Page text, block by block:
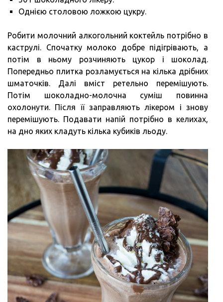
Однією столовою ложкою цукру.
Робити молочний алкогольний коктейль потрібно в
каструлі. Спочатку молоко добре підігрівають, а
потім в ньому розчиняють цукор і шоколад.
Попередньо плитка розламується на кілька дрібних
шматочків. Далі вміст ретельно перемішують.
Потім шоколадно-молочна суміш повинна
охолонути. Після її заправляють лікером і знову
перемішують. Подавати напій потрібно в келихах,
на дно яких кладуть кілька кубиків льоду.